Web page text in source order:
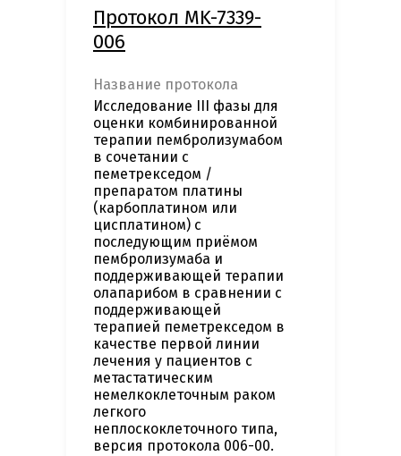
Протокол MK-7339-
006
Название протокола
Исследование III фазы для
оценки комбинированной
терапии пембролизумабом
в сочетании с
пеметрекседом /
препаратом платины
(карбоплатином или
цисплатином) с
последующим приёмом
пембролизумаба и
поддерживающей терапии
олапарибом в сравнении с
поддерживающей
терапией пеметрекседом в
качестве первой линии
лечения у пациентов с
метастатическим
немелкоклеточным раком
легкого
неплоскоклеточного типа,
версия протокола 006-00.